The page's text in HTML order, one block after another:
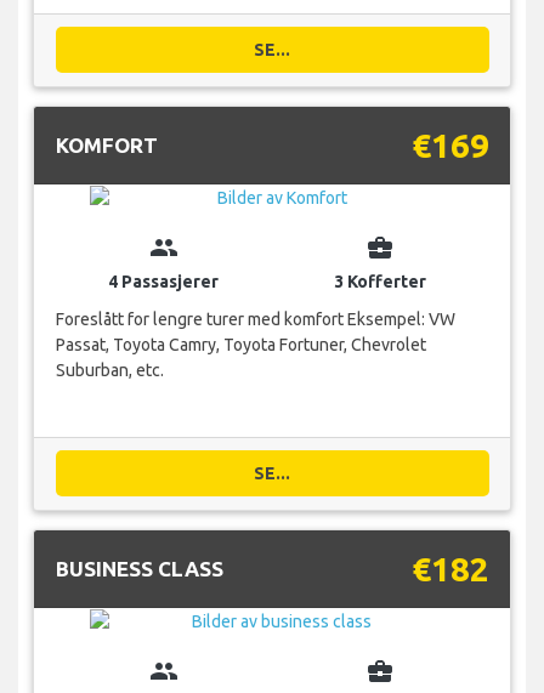
SE...
KOMFORT €169
group
4 Passasjerer
business_center
3 Kofferter
Foreslått for lengre turer med komfort Eksempel: VW
Passat, Toyota Camry, Toyota Fortuner, Chevrolet
Suburban, etc.
SE...
BUSINESS CLASS €182
group business_center